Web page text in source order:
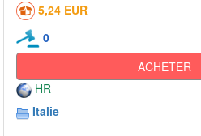
5,24 EUR
0
ACHETER
HR
Italie